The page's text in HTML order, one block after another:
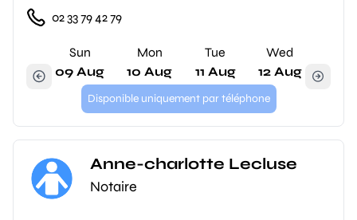
02 33 79 42 79
Sun
09 Aug
Mon
10 Aug
Tue
11 Aug
Wed
12 Aug
Disponible uniquement par téléphone
Anne-charlotte Lecluse
Notaire